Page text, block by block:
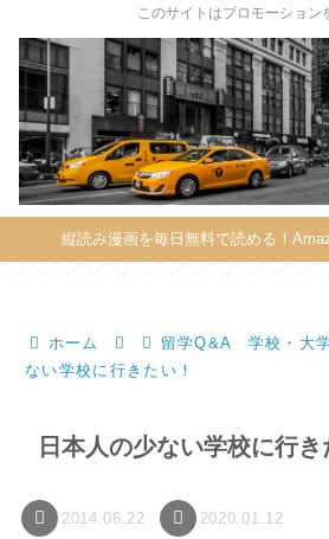
このサイトはプロモーション
縦読み漫画を毎日無料で読める！
ホーム 留学Q&A 学校・大
ない学校に行きたい！
日本人の少ない学校に行き
2014.06.22 2020.01.12